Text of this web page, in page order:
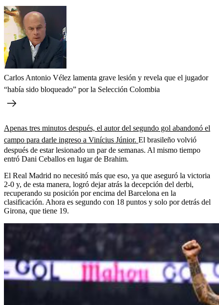
Carlos Antonio Vélez lamenta grave lesión y revela que el jugador
“había sido bloqueado” por la Selección Colombia
Apenas tres minutos después, el autor del segundo gol abandonó el
campo para darle ingreso a Vinícius Júnior. El brasileño volvió
después de estar lesionado un par de semanas. Al mismo tiempo
entró Dani Ceballos en lugar de Brahim.
El Real Madrid no necesitó más que eso, ya que aseguró la victoria
2-0 y, de esta manera, logró dejar atrás la decepción del derbi,
recuperando su posición por encima del Barcelona en la
clasificación. Ahora es segundo con 18 puntos y solo por detrás del
Girona, que tiene 19.